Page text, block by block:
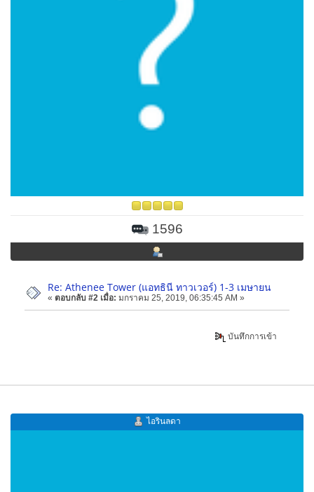
1596
Re: Athenee Tower (แอทธินี ทาวเวอร์) 1-3 เมษายน
« ตอบกลับ #2 เมื่อ: มกราคม 25, 2019, 06:35:45 AM »
บันทึกการเข้า
ไอรินลดา